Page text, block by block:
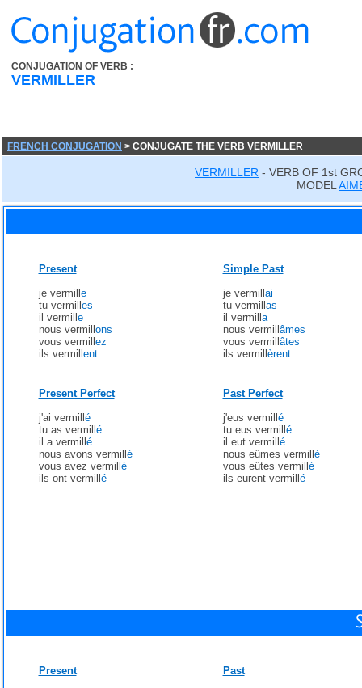
CONJUGATION OF VERB :
VERMILLER
FRENCH CONJUGATION > CONJUGATE THE VERB VERMILLER
VERMILLER - VERB OF 1st
MODEL
Present
je vermill e
tu vermill es
il vermill e
nous vermill ons
vous vermill ez
ils vermill ent
Simple Past
je vermill ai
tu vermill as
il vermill a
nous vermill âmes
vous vermill âtes
ils vermill èrent
Present Perfect
j'ai vermill é
tu as vermill é
il a vermill é
nous avons vermill é
vous avez vermill é
ils ont vermill é
Past Perfect
j'eus vermill é
tu eus vermill é
il eut vermill é
nous eûmes vermill é
vous eûtes vermill é
ils eurent vermill é
Present
Past